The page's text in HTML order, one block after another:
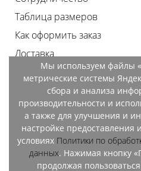
Таблица размеров
Как оформить заказ
Доставка
Оплата
Возврат
Документы
Контакты
Магазины
Мы используем файлы
метрические системы
сбора и анализа
производительности и
а также для улучшения и
настройке
условиях Политики по
данных. Нажимая кнопку
продолжая